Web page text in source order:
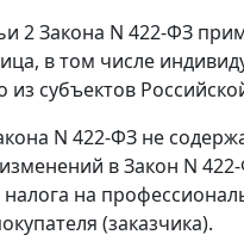
2 Закона N 422-ФЗ
в том числе
из субъектов
N 422-ФЗ не
в Закон N
на
(заказчика).